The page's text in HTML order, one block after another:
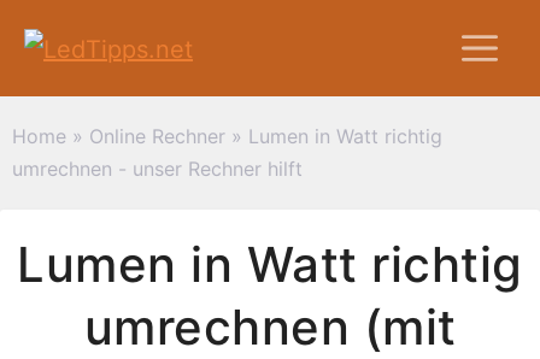
Inhalt
springen
Home » Online Rechner » Lumen in Watt richtig
umrechnen - unser Rechner hilft
Lumen in Watt richtig
umrechnen (mit